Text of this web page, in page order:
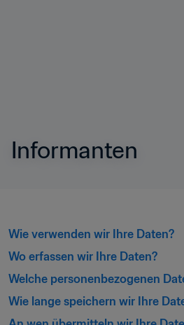
Informanten
Wie verwenden wir Ihre Daten?
Wo erfassen wir Ihre Daten?
Welche personenbezogenen
Wie lange speichern wir Ihre